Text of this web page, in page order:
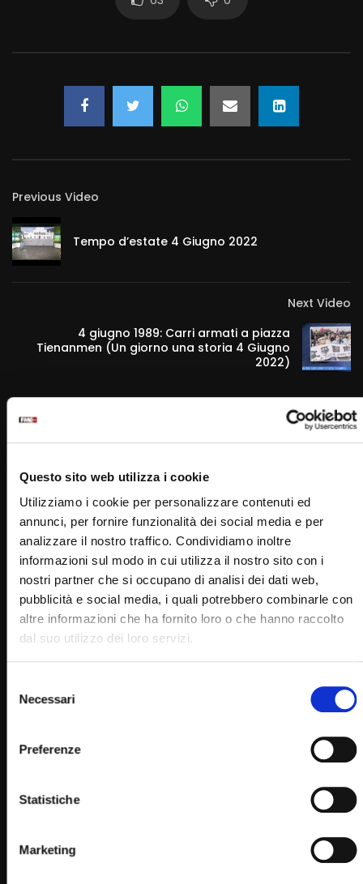
Questo sito web utilizza i cookie
Utilizziamo i cookie per personalizzare contenuti ed
annunci, per fornire funzionalità dei social media e per
analizzare il nostro traffico. Condividiamo inoltre
informazioni sul modo in cui utilizza il nostro sito con i
nostri partner che si occupano di analisi dei dati web,
pubblicità e social media, i quali potrebbero combinarle con
altre informazioni che ha fornito loro o che hanno raccolto
dal suo utilizzo dei loro servizi.
delNecessari
Preferenze
Statistiche
Marketing
Previous Video
Tempo d’estate 4 Giugno 2022
Next Video
4 giugno 1989: Carri armati a piazza
Tienanmen (Un giorno una storia 4 Giugno
2022)
RELATED VIDEOS
San Pio da Pietrelcina (Un giorno un Santo 23 Settembre)
STAFF